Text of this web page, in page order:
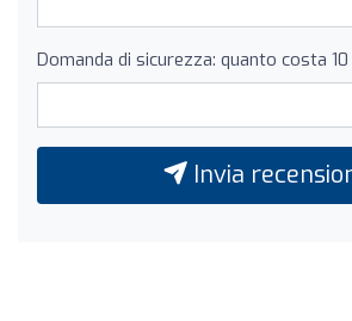
Domanda di sicurezza: quanto costa
Invia